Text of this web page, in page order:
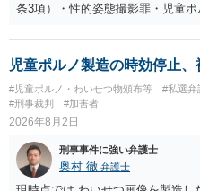
条3項）・性的姿態撮影罪・児童
で、警察にバレれば、それなりの
児童ポルノ製造の時効停止
#児童ポルノ・わいせつ物頒布等 #私選弁
#刑事裁判
#加害者
2026年8月2日
刑事事件に強い弁護士
奥村 徹 弁護士